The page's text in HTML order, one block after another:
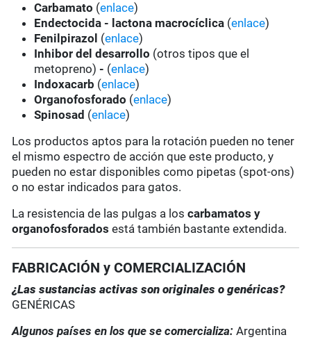
Carbamato (enlace)
Endectocida - lactona macrocíclica (enlace)
Fenilpirazol (enlace)
Inhibor del desarrollo (otros tipos que el
metopreno) - (enlace)
Indoxacarb (enlace)
Organofosforado (enlace)
Spinosad (enlace)
Los productos aptos para la rotación pueden no tener
el mismo espectro de acción que este producto, y
pueden no estar disponibles como pipetas (spot-ons)
o no estar indicados para gatos.
La resistencia de las pulgas a loscarbamatos y
organofosforados está también bastante extendida.
FABRICACIÓN y COMERCIALIZACIÓN
¿Las sustancias activas son originales o genéricas?
GENÉRICAS
Algunos países en los que se comercializa:Argentina